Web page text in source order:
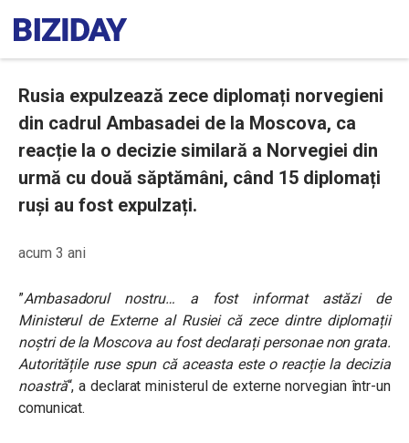
Rusia expulzează zece diplomați norvegieni
din cadrul Ambasadei de la Moscova, ca
reacție la o decizie similară a Norvegiei din
urmă cu două săptămâni, când 15 diplomați
ruși au fost expulzați.
acum 3 ani
”Ambasadorul nostru… a fost informat astăzi de
Ministerul de Externe al Rusiei că zece dintre diplomații
noștri de la Moscova au fost declarați personae non grata.
Autoritățile ruse spun că aceasta este o reacție la decizia
noastră“, a declarat ministerul de externe norvegian într-un
comunicat.